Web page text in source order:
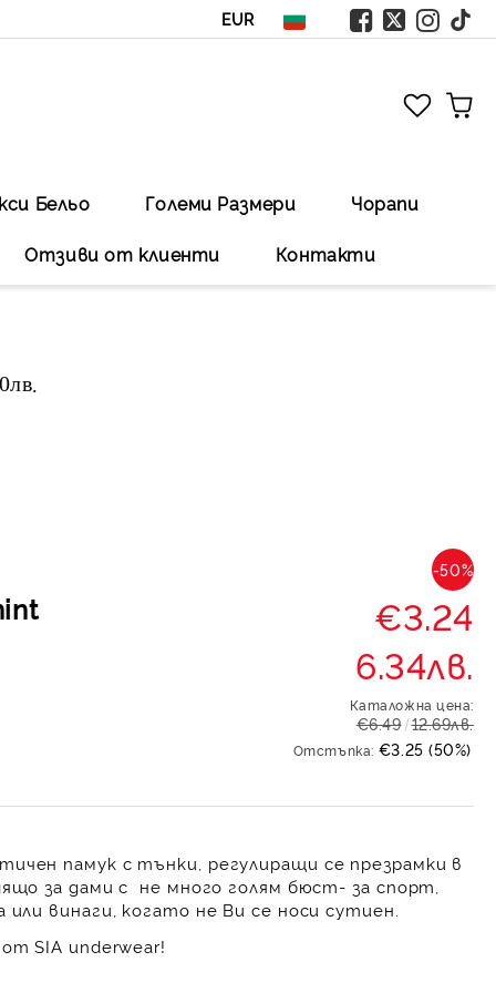
EUR
Бельо Големи Размери Чорапи
Отзиви от клиенти Контакти
.Безплатна доставка със
-50%
€3.24
6.34лв.
Каталожна цена:
€6.49 12.69лв.
Отстъпка: €3.25 (50%)
памук с тънки, регулиращи се презрамки в
за дами с не много голям бюст- за спорт,
или винаги, когато не Ви се носи сутиен.
SIA underwear!